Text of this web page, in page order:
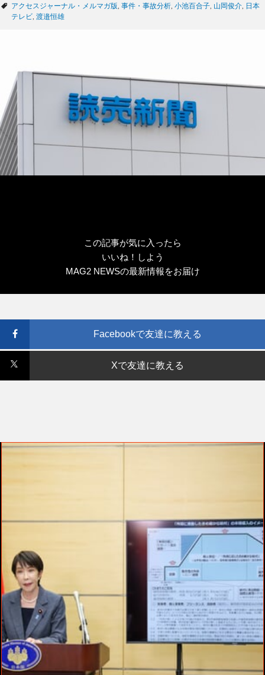
テ
ゴ
タ
グ
アクセスジャーナル・メルマガ版 事件・事故分析 小池百合子 山岡俊介
日本
テレビ 渡邉恒雄
この記事が気に入ったら
いいね！しよう
MAG2 NEWSの最新情報をお届け
Facebookで友達に教える
Xで友達に教える